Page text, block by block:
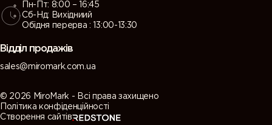
Пн-Пт: 8:00 – 16:45
Сб-Нд: Вихідниий
Обідня перерва : 13:00-13:30
Відділ продажів
sales@miromark.com.ua
© 2026 MiroMark - Всі права захищено
Політика конфіденційності
Створення сайтів